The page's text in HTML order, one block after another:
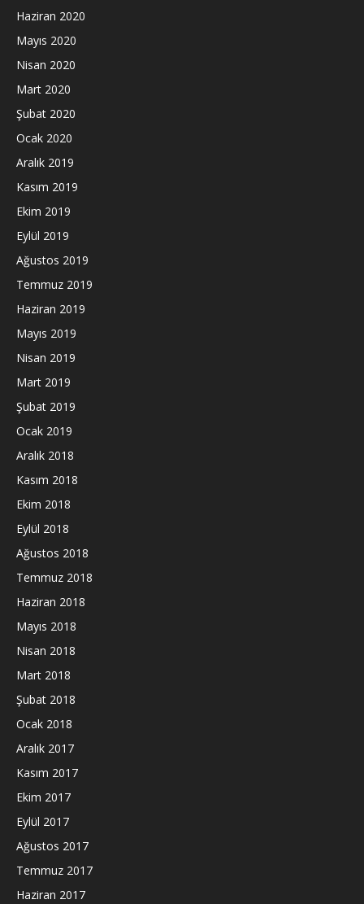
Haziran 2020
Mayıs 2020
Nisan 2020
Mart 2020
Şubat 2020
Ocak 2020
Aralık 2019
Kasım 2019
Ekim 2019
Eylül 2019
Ağustos 2019
Temmuz 2019
Haziran 2019
Mayıs 2019
Nisan 2019
Mart 2019
Şubat 2019
Ocak 2019
Aralık 2018
Kasım 2018
Ekim 2018
Eylül 2018
Ağustos 2018
Temmuz 2018
Haziran 2018
Mayıs 2018
Nisan 2018
Mart 2018
Şubat 2018
Ocak 2018
Aralık 2017
Kasım 2017
Ekim 2017
Eylül 2017
Ağustos 2017
Temmuz 2017
Haziran 2017